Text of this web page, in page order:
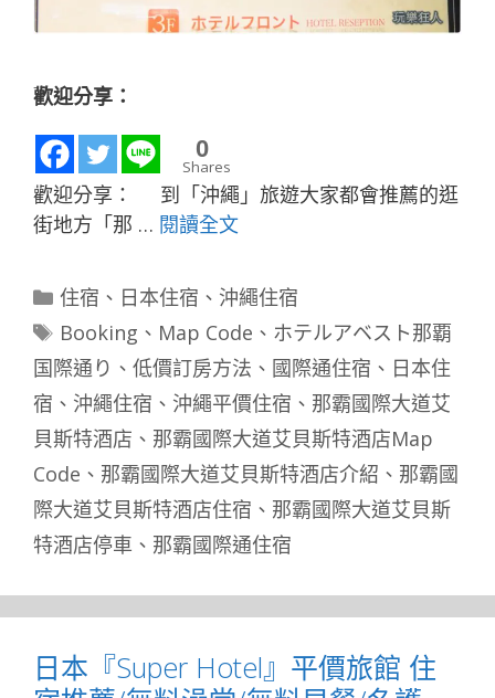
歡迎分享：
0
Shares
歡迎分享： 到「沖繩」旅遊大家都會推薦的逛
街地方「那 … 閱讀全文
分
類
住宿 、 日本住宿 、 沖繩住宿
標
籤
Booking 、 Map Code 、 ホテルアベスト那覇
国際通り 、 低價訂房方法 、 國際通住宿 、 日本住
宿 、 沖繩住宿 、 沖繩平價住宿 、 那霸國際大道艾
貝斯特酒店 、 那霸國際大道艾貝斯特酒店Map
Code 、 那霸國際大道艾貝斯特酒店介紹 、 那霸國
際大道艾貝斯特酒店住宿 、 那霸國際大道艾貝斯
特酒店停車 、 那霸國際通住宿
日本『Super Hotel』平價旅館 住